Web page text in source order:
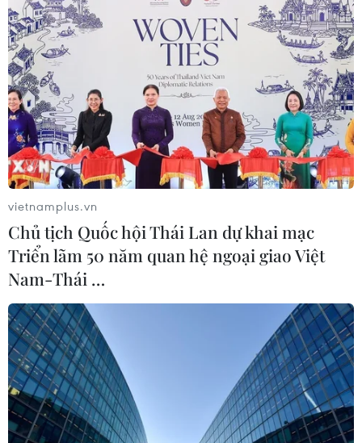
vietnamplus.vn
Chủ tịch Quốc hội Thái Lan dự khai mạc
Triển lãm 50 năm quan hệ ngoại giao Việt
Nam-Thái …